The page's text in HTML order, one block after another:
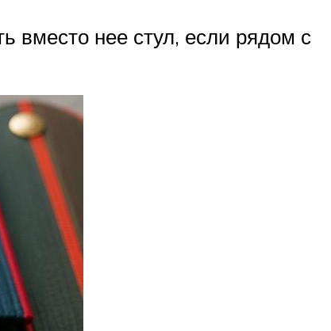
вместо нее стул, если рядом с